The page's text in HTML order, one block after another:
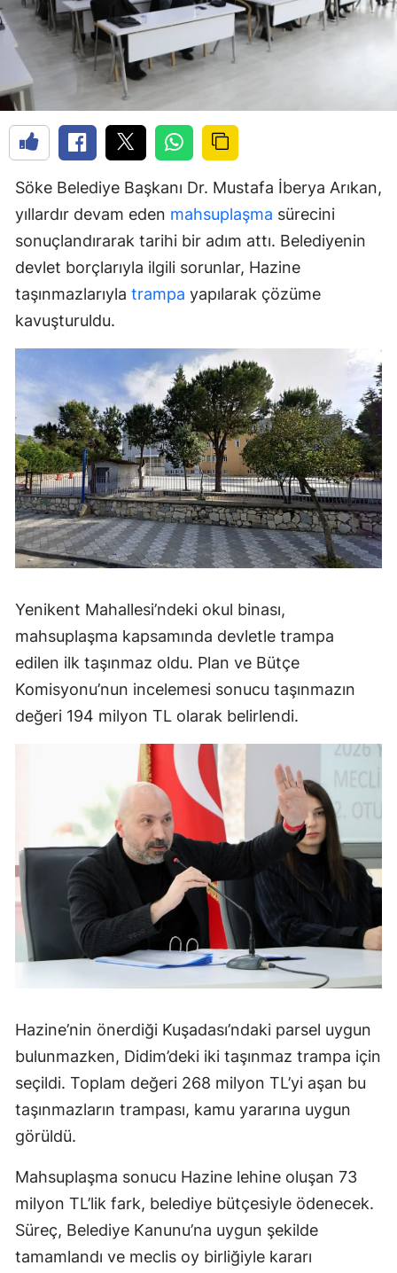
Söke Belediye Başkanı Dr. Mustafa İberya Arıkan,
yıllardır devam eden mahsuplaşma sürecini
sonuçlandırarak tarihi bir adım attı. Belediyenin
devlet borçlarıyla ilgili sorunlar, Hazine
taşınmazlarıyla trampa yapılarak çözüme
kavuşturuldu.
Yenikent Mahallesi’ndeki okul binası,
mahsuplaşma kapsamında devletle trampa
edilen ilk taşınmaz oldu. Plan ve Bütçe
Komisyonu’nun incelemesi sonucu taşınmazın
değeri 194 milyon TL olarak belirlendi.
Hazine’nin önerdiği Kuşadası’ndaki parsel uygun
bulunmazken, Didim’deki iki taşınmaz trampa için
seçildi. Toplam değeri 268 milyon TL’yi aşan bu
taşınmazların trampası, kamu yararına uygun
görüldü.
Mahsuplaşma sonucu Hazine lehine oluşan 73
milyon TL’lik fark, belediye bütçesiyle ödenecek.
Süreç, Belediye Kanunu’na uygun şekilde
tamamlandı ve meclis oy birliğiyle kararı